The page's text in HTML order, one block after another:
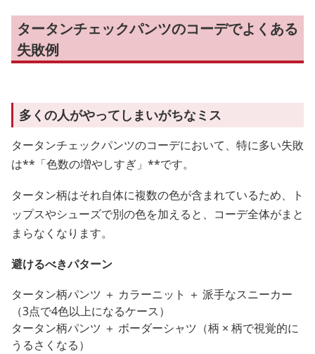
タータンチェックパンツのコーデでよくある
失敗例
多くの人がやってしまいがちなミス
タータンチェックパンツのコーデにおいて、特に多い失敗
は**「色数の増やしすぎ」**です。
タータン柄はそれ自体に複数の色が含まれているため、ト
ップスやシューズで別の色を加えると、コーデ全体がまと
まらなくなります。
避けるべきパターン
タータン柄パンツ ＋ カラーニット ＋ 派手なスニーカー
（3点で4色以上になるケース）
タータン柄パンツ ＋ ボーダーシャツ（柄 × 柄で視覚的に
うるさくなる）